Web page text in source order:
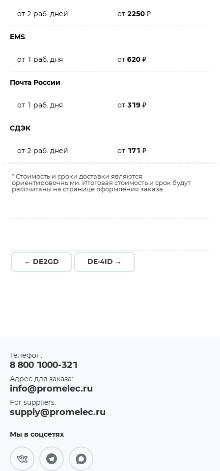
от 2 раб. дней от 2250 ₽
EMS
от 1 раб. дня от 620 ₽
Почта России
от 1 раб. дня от 319 ₽
СДЭК
от 2 раб. дней от 171 ₽
* Стоимость и сроки доставки являются
ориентировочными. Итоговая стоимость и срок будут
рассчитаны на странице оформления заказа.
← DE2GD DE-4ID →
Телефон:
8 800 1000-321
Адрес для заказа:
info@promelec.ru
For suppliers:
supply@promelec.ru
Мы в соцсетях